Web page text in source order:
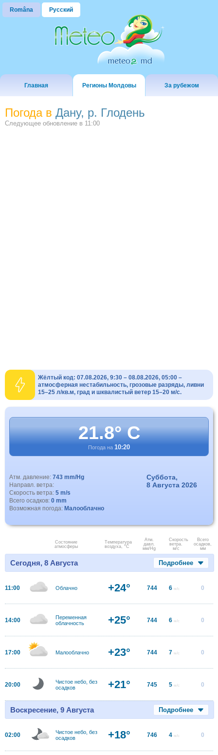
Româna Русский
Главная Регионы Молдовы За рубежом
Погода в Дану, р. Глодень
Следующее обновление в 11:00
Жёлтый код: 07.08.2026, 9:30 – 08.08.2026, 05:00 –
атмосферная нестабильность, грозовые разряды, ливни
15–25 л/кв.м, град и шквалистый ветер 15–20 м/с.
21.8° C
Погода на 10:20
Атм. давление: 743 mm/Hg
Направл. ветра:
Скорость ветра: 5 m/s
Всего осадков: 0 mm
Возможная погода: Малооблачно
Суббота,
8 Августа 2026
Состояние
атмосферы
Температура
воздуха, °C
Атм.
давл.
мм/Hg
Скорость
ветра.
м/с
Всего
осадков,
мм
Сегодня, 8 Августа Подробнее
11:00 Облачно +24° 744 6 м/с 0
14:00
Переменная
облачность
+25° 744 6 м/с 0
17:00 Малооблачно +23° 744 7 м/с 0
20:00
Чистое небо, без
осадков
+21° 745 5 м/с 0
Воскресение, 9 Августа Подробнее
02:00
Чистое небо, без
осадков
+18° 746 4 м/с 0